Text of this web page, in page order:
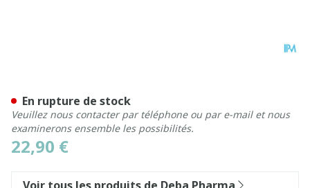
22,90 €
En rupture de stock
Veuillez nous contacter par téléphone ou par e-mail et nous
examinerons ensemble les possibilités.